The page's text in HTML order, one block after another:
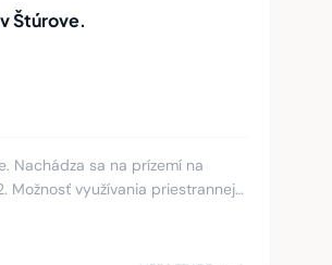
Štúrove.
Nachádza sa na prízemí na
Možnosť využívania priestrannej